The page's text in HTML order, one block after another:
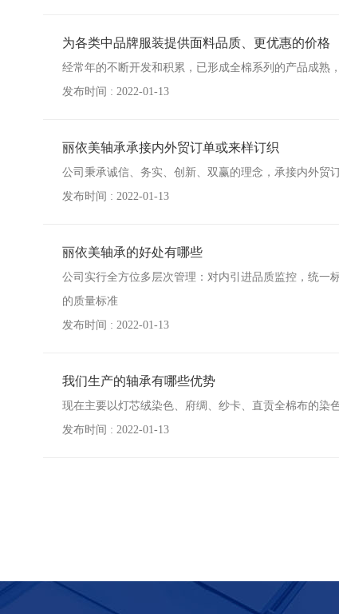
为各类中品牌服装提供面料品质、更优惠的价格
经常年的不断开发和积累，已形成全棉系列的产品成熟
发布时间 : 2022-01-13
丽依美轴承承接内外贸订单或来样订织
公司秉承诚信、务实、创新、双赢的理念，承接内外贸
发布时间 : 2022-01-13
丽依美轴承的好处有哪些
公司实行全方位多层次管理：对内引进品质监控，统一
的质量标准
发布时间 : 2022-01-13
我们生产的轴承有哪些优势
现在主要以灯芯绒染色、府绸、纱卡、直贡全棉布的染
发布时间 : 2022-01-13